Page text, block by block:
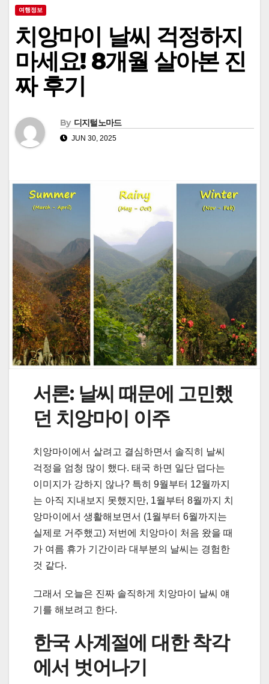
여행정보
치앙마이 날씨 걱정하지
마세요! 8개월 살아본 진
짜 후기
By 디지털노마드
JUN 30, 2025
서론: 날씨 때문에 고민했
던 치앙마이 이주
치앙마이에서 살려고 결심하면서 솔직히 날씨
걱정을 엄청 많이 했다. 태국 하면 일단 덥다는
이미지가 강하지 않나? 특히 9월부터 12월까지
는 아직 지내보지 못했지만, 1월부터 8월까지 치
앙마이에서 생활해보면서 (1월부터 6월까지는
실제로 거주했고) 저번에 치앙마이 처음 왔을 때
가 여름 휴가 기간이라 대부분의 날씨는 경험한
것 같다.
그래서 오늘은 진짜 솔직하게 치앙마이 날씨 얘
기를 해보려고 한다.
한국 사계절에 대한 착각
에서 벗어나기